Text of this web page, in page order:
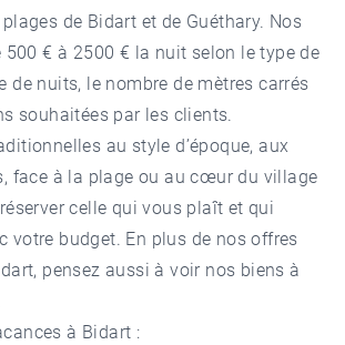
de Bidart et de Guéthary. Nos
€ à 2500 € la nuit selon le type de
de nuits, le nombre de mètres carrés
souhaitées par les clients.
au style d’époque, aux
face à la plage ou au cœur du village
celle qui vous plaît et qui
votre budget. En plus de nos offres
pensez aussi à voir nos biens à
à Bidart :